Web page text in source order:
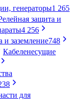
генераторы1 265
защита и
4 256
заземление748
Кабеленесущие
для